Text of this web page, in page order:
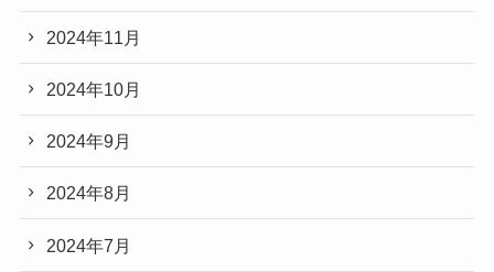
2024年11月
2024年10月
2024年9月
2024年8月
2024年7月